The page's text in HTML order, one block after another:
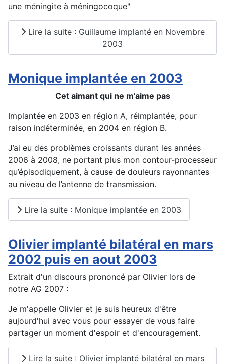
une méningite à méningocoque"
Lire la suite : Guillaume implanté en Novembre
2003
Monique implantée en 2003
Cet aimant qui ne m’aime pas
Implantée en 2003 en région A, réimplantée, pour
raison indéterminée, en 2004 en région B.
J’ai eu des problèmes croissants durant les années
2006 à 2008, ne portant plus mon contour-processeur
qu’épisodiquement, à cause de douleurs rayonnantes
au niveau de l’antenne de transmission.
Lire la suite : Monique implantée en 2003
Olivier implanté bilatéral en mars
2002 puis en aout 2003
Extrait d'un discours prononcé par Olivier lors de
notre AG 2007 :
Je m'appelle Olivier et je suis heureux d'être
aujourd'hui avec vous pour essayer de vous faire
partager un moment d'espoir et d'encouragement.
Lire la suite : Olivier implanté bilatéral en mars